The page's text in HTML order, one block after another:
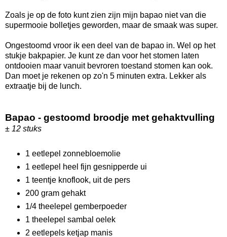
Zoals je op de foto kunt zien zijn mijn bapao niet van die
supermooie bolletjes geworden, maar de smaak was super.
Ongestoomd vroor ik een deel van de bapao in. Wel op het
stukje bakpapier. Je kunt ze dan voor het stomen laten
ontdooien maar vanuit bevroren toestand stomen kan ook.
Dan moet je rekenen op zo'n 5 minuten extra. Lekker als
extraatje bij de lunch.
Bapao - gestoomd broodje met gehaktvulling
± 12 stuks
1 eetlepel zonnebloemolie
1 eetlepel heel fijn gesnipperde ui
1 teentje knoflook, uit de pers
200 gram gehakt
1/4 theelepel gemberpoeder
1 theelepel sambal oelek
2 eetlepels ketjap manis